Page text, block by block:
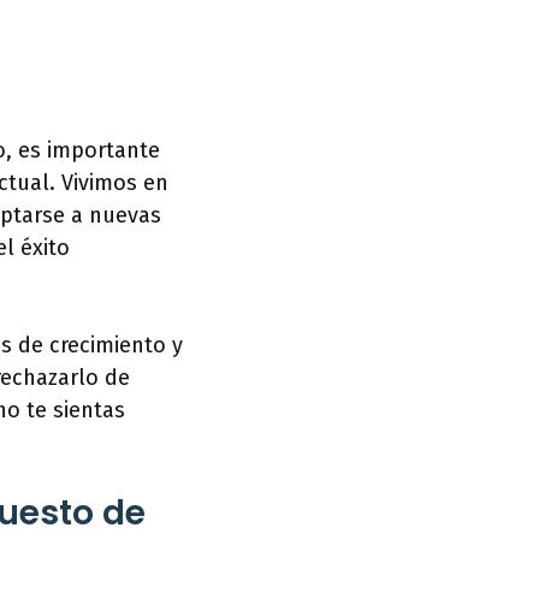
es importante
Vivimos en
a nuevas
éxito
de crecimiento y
de
te sientas
de